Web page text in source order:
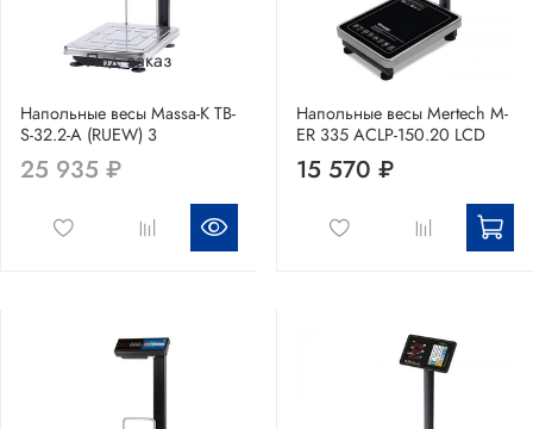
Под заказ
Напольные весы Massa-K TB-
S-32.2-A (RUEW) 3
25 935 ₽
Напольные весы Mertech M-
ER 335 ACLP-150.20 LCD
15 570 ₽